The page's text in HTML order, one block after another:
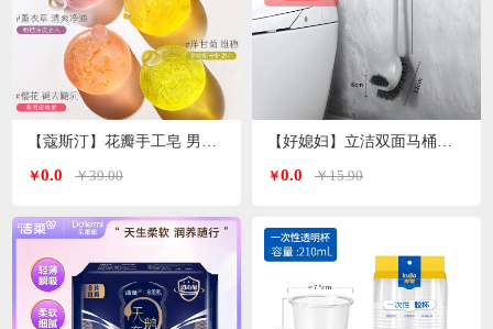
￥0.0 ￥39.00 ￥0.0 ￥15.90